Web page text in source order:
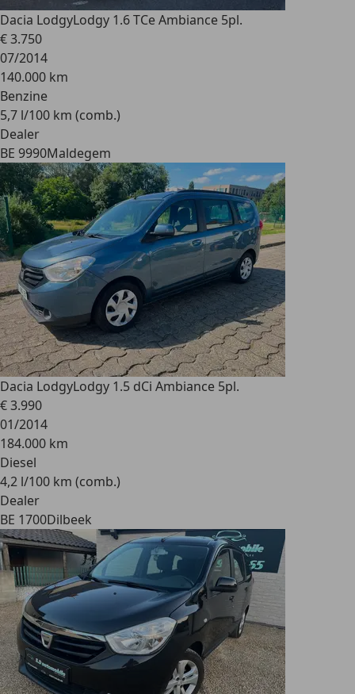
Dacia LodgyLodgy 1.6 TCe Ambiance 5pl.
€ 3.750
07/2014
140.000 km
Benzine
5,7 l/100 km (comb.)
Dealer
BE 9990Maldegem
Dacia LodgyLodgy 1.5 dCi Ambiance 5pl.
€ 3.990
01/2014
184.000 km
Diesel
4,2 l/100 km (comb.)
Dealer
BE 1700Dilbeek